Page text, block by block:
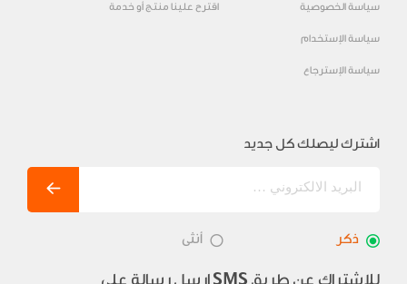
سياسة الخصوصية
سياسة الإستخدام
سياسة الإسترجاع
اقترح علينا منتج أو خدمة
اشترك ليصلك كل جديد
ذكر أنثى
للاشتراك عن طريق SMS ارسل رسالة علي